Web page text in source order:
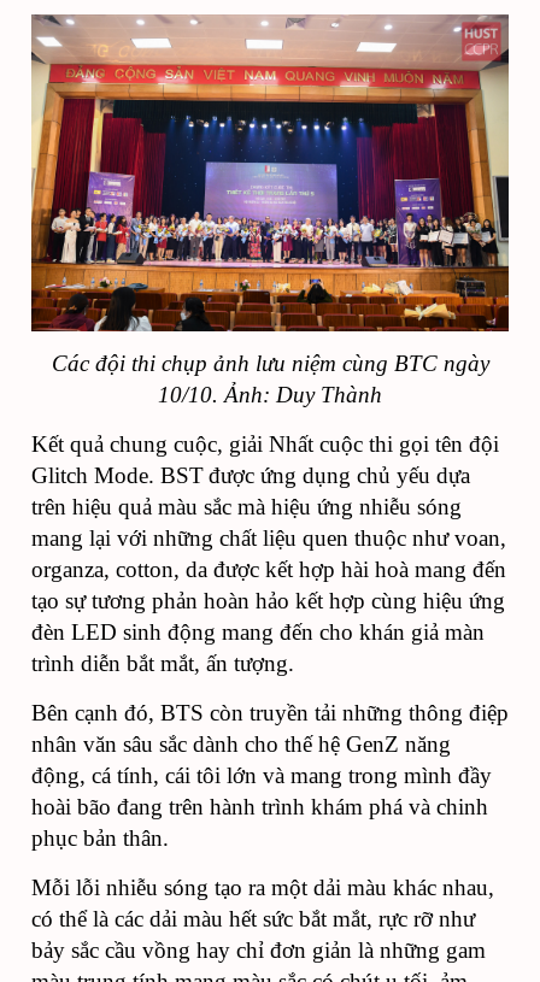
Các đội thi chụp ảnh lưu niệm cùng BTC ngày
10/10. Ảnh: Duy Thành
Kết quả chung cuộc, giải Nhất cuộc thi gọi tên đội
Glitch Mode. BSTđược ứng dụng chủ yếu dựa
trên hiệu quả màu sắc mà hiệu ứng nhiễu sóng
mang lại với những chất liệu quen thuộc như voan,
organza, cotton, da được kết hợp hài hoà mang đến
tạo sự tương phản hoàn hảo kết hợp cùng hiệu ứng
đèn LED sinh động mang đến cho khán giả màn
trình diễn bắt mắt, ấn tượng.
Bên cạnh đó, BTS còn truyền tải những thông điệp
nhân văn sâu sắc dành cho thế hệ GenZ năng
động, cá tính, cái tôi lớn và mang trong mình đầy
hoài bão đang trên hành trình khám phá và chinh
phục bản thân.
Mỗi lỗi nhiễu sóng tạo ra một dải màu khác nhau,
có thể là các dải màu hết sức bắt mắt, rực rỡ như
bảy sắc cầu vồng hay chỉ đơn giản là những gam